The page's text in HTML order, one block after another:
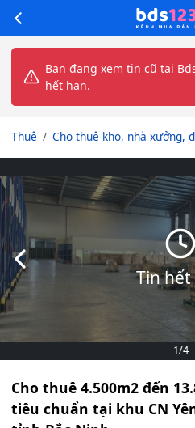
Bạn đang xem tin cũ tại
hết hạn.
Thuê Cho thuê kho, nhà xưởng,
Tin
Slide trước
1/4
Cho thuê 4.500m2 đến
tiêu chuẩn tại khu CN